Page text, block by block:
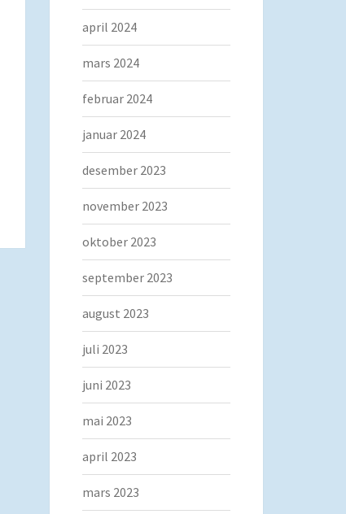
april 2024
mars 2024
februar 2024
januar 2024
desember 2023
november 2023
oktober 2023
september 2023
august 2023
juli 2023
juni 2023
mai 2023
april 2023
mars 2023